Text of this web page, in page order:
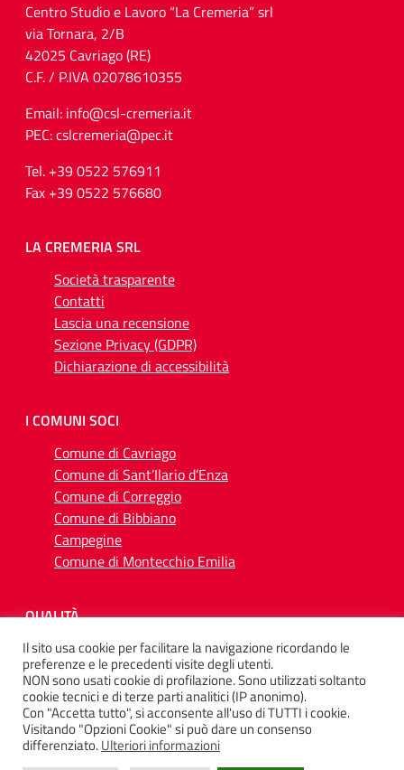
Centro Studio e Lavoro “La Cremeria” srl
via Tornara, 2/B
42025 Cavriago (RE)
C.F. / P.IVA 02078610355
Email: info@csl-cremeria.it
PEC: cslcremeria@pec.it
Tel. +39 0522 576911
Fax +39 0522 576680
LA CREMERIA SRL
Società trasparente
Contatti
Lascia una recensione
Sezione Privacy (GDPR)
Dichiarazione di accessibilità
I COMUNI SOCI
Comune di Cavriago
Comune di Sant’Ilario d’Enza
Comune di Correggio
Comune di Bibbiano
Campegine
Comune di Montecchio Emilia
QUALITÀ
SEGUICI SU
Il sito usa cookie per facilitare la navigazione ricordando le
preferenze e le precedenti visite degli utenti.
NON sono usati cookie di profilazione. Sono utilizzati soltanto
cookie tecnici e di terze parti analitici (IP anonimo).
Con "Accetta tutto", si acconsente all'uso di TUTTI i cookie.
Visitando "Opzioni Cookie" si può dare un consenso
differenziato.Ulteriori informazioni